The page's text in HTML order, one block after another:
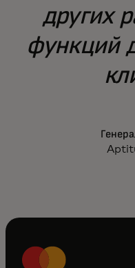
других
функций